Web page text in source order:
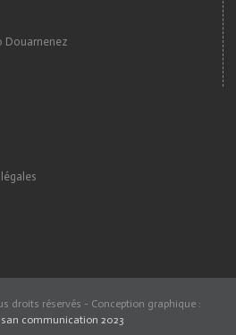
Douarnenez
droits réservés - Conception graphique :
communication 2023